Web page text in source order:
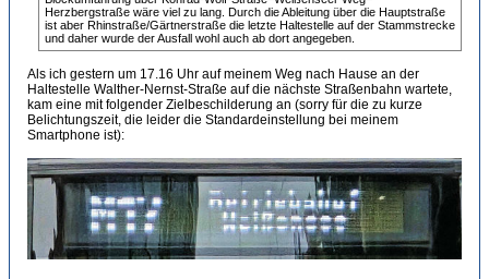
Herzbergstraße wäre viel zu lang. Durch die Ableitung über die Hauptstraße
ist aber Rhinstraße/Gärtnerstraße die letzte Haltestelle auf der Stammstrecke
und daher wurde der Ausfall wohl auch ab dort angegeben.
Als ich gestern um 17.16 Uhr auf meinem Weg nach Hause an der
Haltestelle Walther-Nernst-Straße auf die nächste Straßenbahn wartete,
kam eine mit folgender Zielbeschilderung an (sorry für die zu kurze
Belichtungszeit, die leider die Standardeinstellung bei meinem
Smartphone ist):